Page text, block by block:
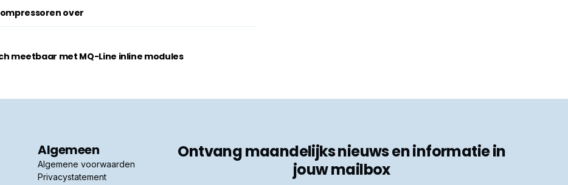
over
meetbaar met MQ-Line inline modules
Algemeen
Algemene voorwaarden
Privacystatement
Ontvang maandelijks nieuws en informatie in
jouw mailbox